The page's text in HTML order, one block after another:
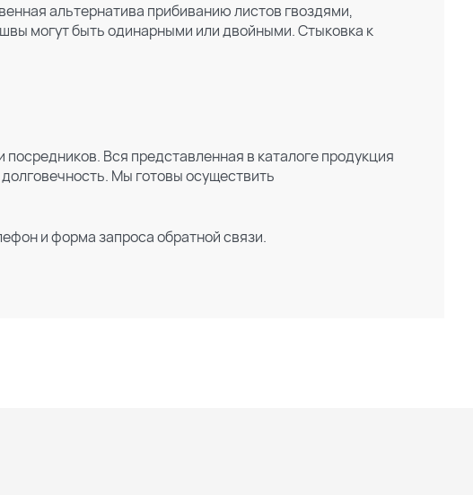
альтернатива прибиванию листов гвоздями,
могут быть одинарными или двойными. Стыковка к
Вся представленная в каталоге продукция
Мы готовы осуществить
и форма запроса обратной связи.